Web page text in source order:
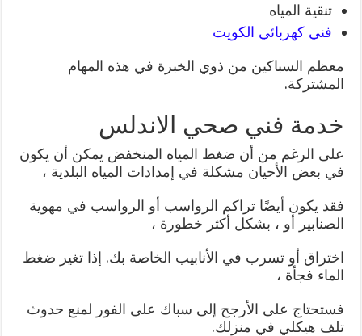
تنقية المياه
فني كهربائي الكويت
معظم السباكين من ذوي الخبرة في هذه المهام
المشتركة.
خدمة فني صحي الاندلس
على الرغم من أن ضغط المياه المنخفض يمكن أن يكون
في بعض الأحيان مشكلة في إمدادات المياه البلدية ،
فقد يكون أيضًا تراكم الرواسب أو الرواسب في مهوية
الصنابير أو ، بشكل أكثر خطورة ،
اختراق أو تسرب في الأنابيب الخاصة بك. إذا تغير ضغط
الماء فجأة ،
فستحتاج على الأرجح إلى سباك على الفور لمنع حدوث
تلف هيكلي في منزلك.